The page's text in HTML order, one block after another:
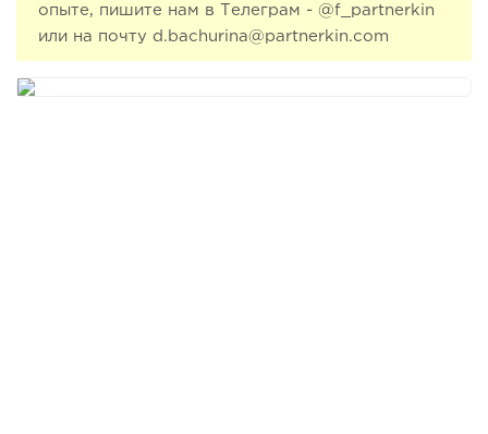
опыте, пишите нам в Телеграм - @f_partnerkin
или на почту d.bachurina@partnerkin.com